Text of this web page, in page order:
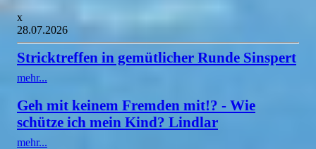
x
28.07.2026
Stricktreffen in gemütlicher Runde Sinspert
mehr...
Geh mit keinem Fremden mit!? - Wie
schütze ich mein Kind? Lindlar
mehr...